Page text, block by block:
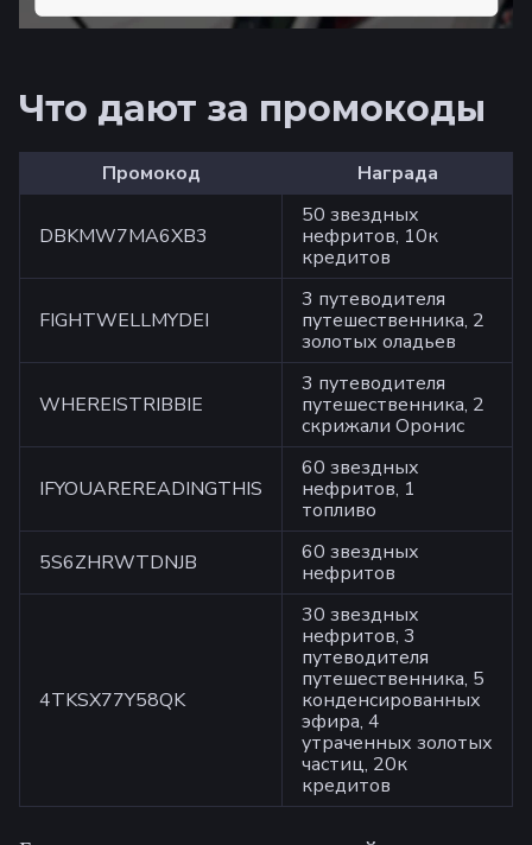
Что дают за промокоды
Промокод Награда
DBKMW7MA6XB3
50 звездных
нефритов, 10к
кредитов
FIGHTWELLMYDEI
3 путеводителя
путешественника, 2
золотых оладьев
WHEREISTRIBBIE
3 путеводителя
путешественника, 2
скрижали Оронис
IFYOUAREREADINGTHIS
60 звездных
нефритов, 1
топливо
5S6ZHRWTDNJB
60 звездных
нефритов
4TKSX77Y58QK
30 звездных
нефритов, 3
путеводителя
путешественника, 5
конденсированных
эфира, 4
утраченных золотых
частиц, 20к
кредитов